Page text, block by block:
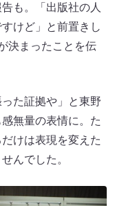
も。「出版社の人
けど」と前置きし
決まったことを伝
た証拠や」と東野
無量の表情に。た
けは表現を変えた
んでした。